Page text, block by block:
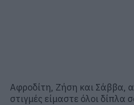
Αφροδίτη, Ζήση και Σάββα,
στιγμές είμαστε όλοι δίπλα